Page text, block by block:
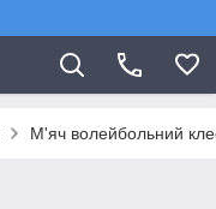
М'яч волейбольний